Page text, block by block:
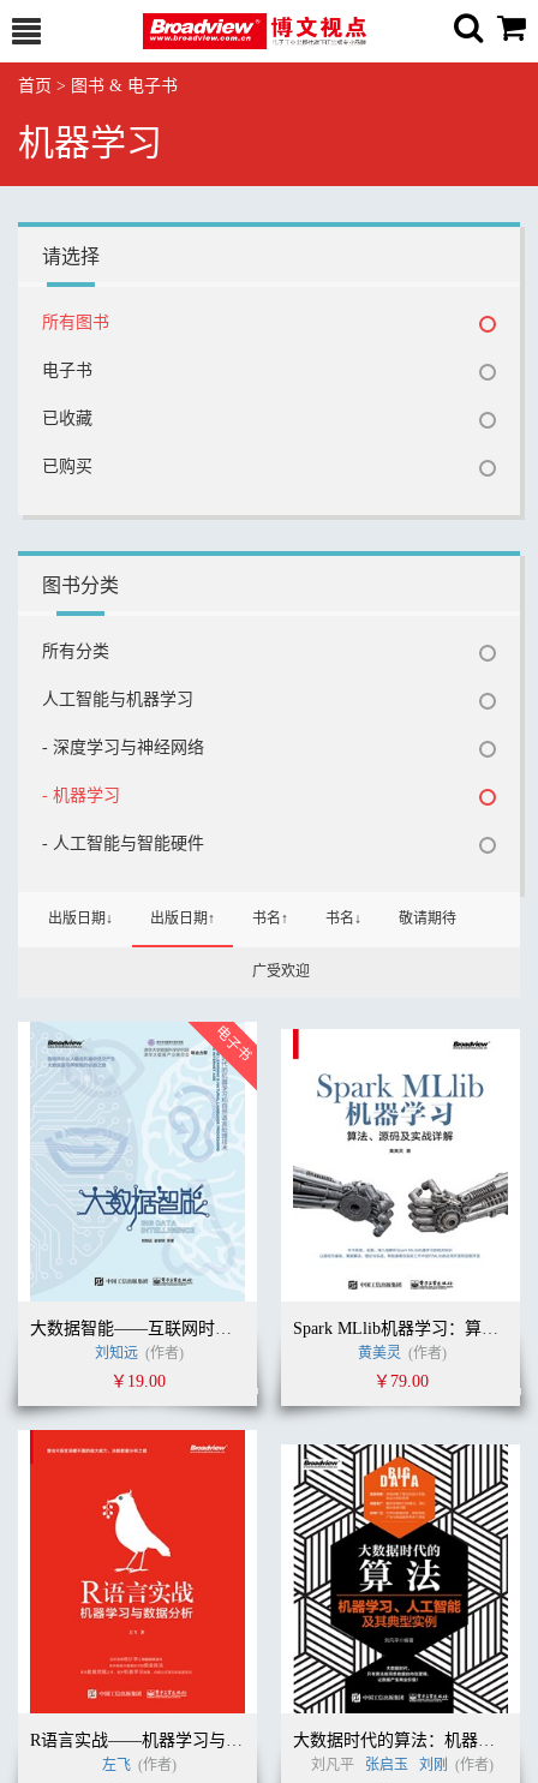
首页 > 图书 & 电子书
机器学习
请选择
所有图书
电子书
已收藏
已购买
图书分类
所有分类
人工智能与机器学习
- 深度学习与神经网络
- 机器学习
- 人工智能与智能硬件
出版日期↓ 出版日期↑ 书名↑ 书名↓ 敬请期待
广受欢迎
大数据智能——互联网时代的机器学习和自然语言处理技术
刘知远 (作者)
￥19.00
Spark MLlib机器学习：算法、源码及实战详解
黄美灵 (作者)
￥79.00
R语言实战——机器学习与数据分析
左飞 (作者)
大数据时代的算法：机器学习、人工智能及其典型实例
刘凡平 张启玉 刘刚 (作者)